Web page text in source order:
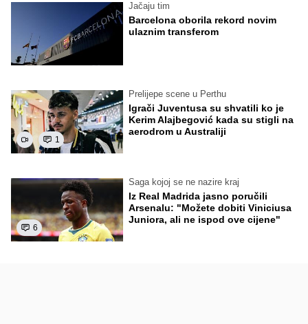
Jačaju tim
Barcelona oborila rekord novim
ulaznim transferom
1
Prelijepe scene u Perthu
Igrači Juventusa su shvatili ko je
Kerim Alajbegović kada su stigli na
aerodrom u Australiji
6
Saga kojoj se ne nazire kraj
Iz Real Madrida jasno poručili
Arsenalu: "Možete dobiti Viniciusa
Juniora, ali ne ispod ove cijene"